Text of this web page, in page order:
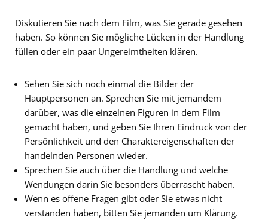
Diskutieren Sie nach dem Film, was Sie gerade gesehen
haben. So können Sie mögliche Lücken in der Handlung
füllen oder ein paar Ungereimtheiten klären.
Sehen Sie sich noch einmal die Bilder der
Hauptpersonen an. Sprechen Sie mit jemandem
darüber, was die einzelnen Figuren in dem Film
gemacht haben, und geben Sie Ihren Eindruck von der
Persönlichkeit und den Charaktereigenschaften der
handelnden Personen wieder.
Sprechen Sie auch über die Handlung und welche
Wendungen darin Sie besonders überrascht haben.
Wenn es offene Fragen gibt oder Sie etwas nicht
verstanden haben, bitten Sie jemanden um Klärung.